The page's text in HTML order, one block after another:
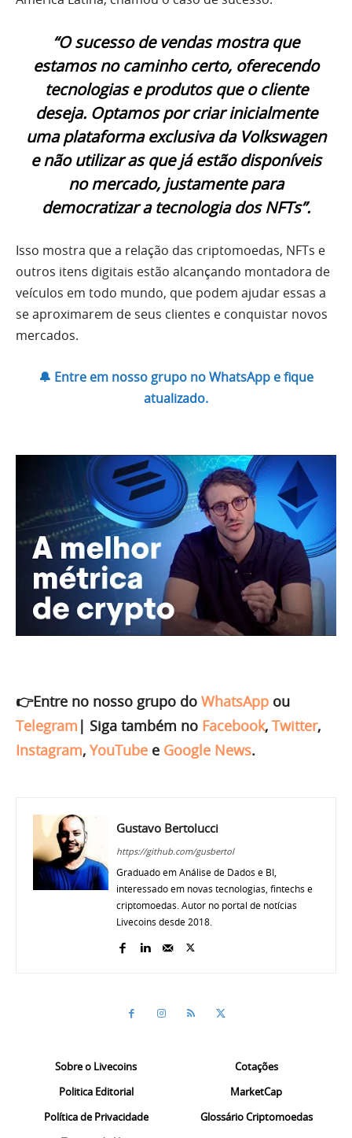
“O sucesso de vendas mostra que
estamos no caminho certo, oferecendo
tecnologias e produtos que o cliente
deseja. Optamos por criar inicialmente
uma plataforma exclusiva da Volkswagen
e não utilizar as que já estão disponíveis
no mercado, justamente para
democratizar a tecnologia dos NFTs”.
Isso mostra que a relação das criptomoedas, NFTs e
outros itens digitais estão alcançando montadora de
veículos em todo mundo, que podem ajudar essas a
se aproximarem de seus clientes e conquistar novos
mercados.
🔔 Entre em nosso grupo no WhatsApp e fique
atualizado.
👉Entre no nosso grupo do WhatsApp ou
Telegram | Siga também no Facebook, Twitter,
Instagram, YouTube e Google News.
Gustavo Bertolucci
https://github.com/gusbertol
Graduado em Análise de Dados e BI,
interessado em novas tecnologias, fintechs e
criptomoedas. Autor no portal de notícias
Livecoins desde 2018.
Sobre o Livecoins
Politica Editorial
Política de Privacidade
Cotações
MarketCap
Glossário Criptomoedas